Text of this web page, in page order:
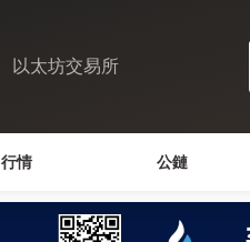
以太坊交易所
行情 公鏈